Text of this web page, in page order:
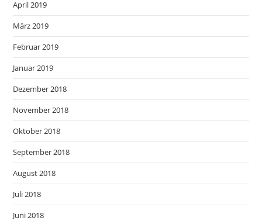
April 2019
März 2019
Februar 2019
Januar 2019
Dezember 2018
November 2018
Oktober 2018
September 2018
August 2018
Juli 2018
Juni 2018